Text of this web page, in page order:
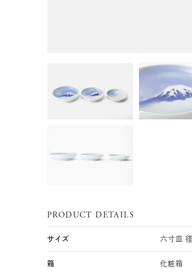
PRODUCT DETAILS
サイズ 六寸皿
箱 化粧箱